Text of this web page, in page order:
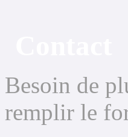
Besoin de
remplir le